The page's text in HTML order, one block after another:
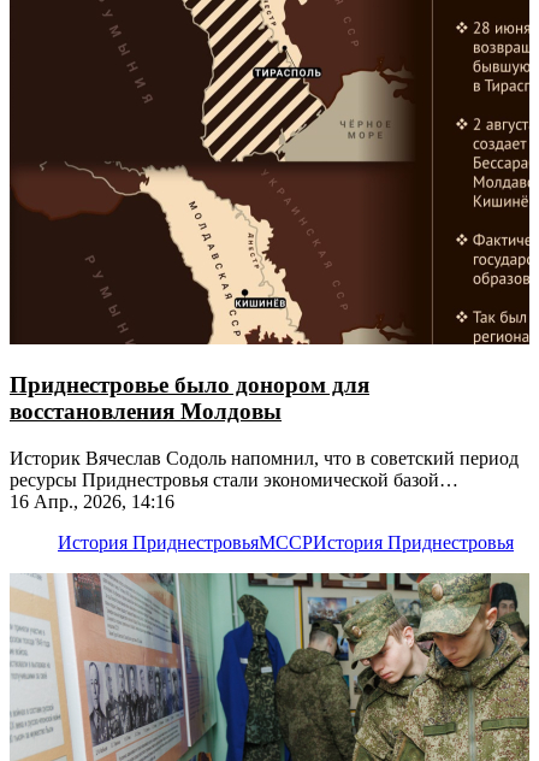
Приднестровье было донором для
восстановления Молдовы
Историк Вячеслав Содоль напомнил, что в советский период
ресурсы Приднестровья стали экономической базой
Молдавской ССР – сейчас Кишинёв пытается обложить ПМР
16 Апр., 2026, 14:16
История ПриднестровьяМССРИстория Приднестровья